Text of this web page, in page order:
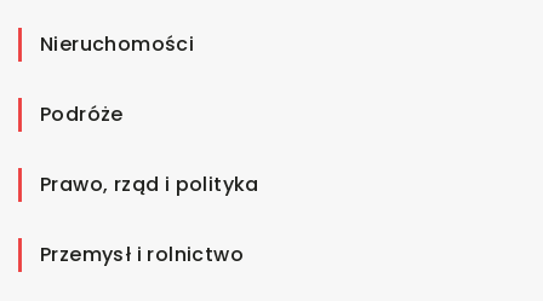
Nieruchomości
Podróże
Prawo, rząd i polityka
Przemysł i rolnictwo